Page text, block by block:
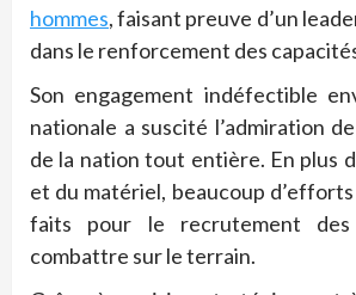
hommes, faisant preuve d’un
dans le renforcement des
Son engagement indéfectible
nationale a suscité l’admiration
de la nation tout entière. En plus
et du matériel, beaucoup
faits pour le recrutement des
combattre sur le terrain.